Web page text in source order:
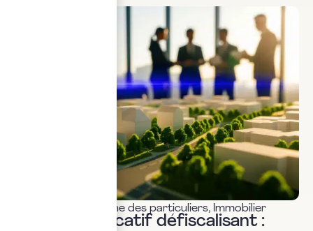
Fiscalité & patrimoine des particuliers, Immobilier
Immobilier locatif défiscalisant :